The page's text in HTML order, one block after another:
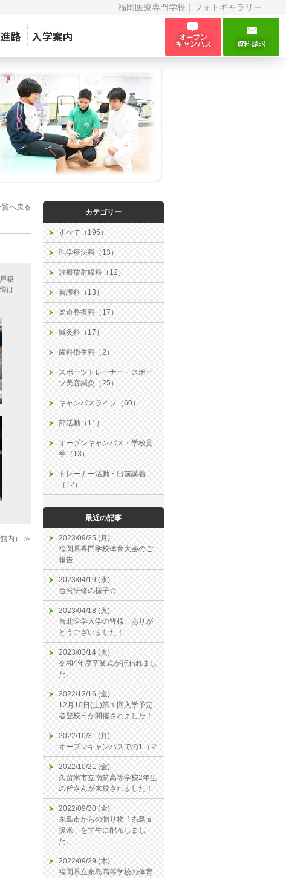
福岡医療専門学校｜フォトギャラリー
路 入学案内 オープン
キャンパス 資料請求
へ戻る
籍
は
館内） ≫
カテゴリー
すべて（195）
理学療法科（13）
診療放射線科（12）
看護科（13）
柔道整復科（17）
鍼灸科（17）
歯科衛生科（2）
スポーツトレーナー・スポー
ツ美容鍼灸（25）
キャンパスライフ（60）
部活動（11）
オープンキャンパス・学校見
学（13）
トレーナー活動・出前講義
（12）
最近の記事
2023/09/25 (月)
福岡県専門学校体育大会のご
報告
2023/04/19 (水)
台湾研修の様子☆
2023/04/18 (火)
台北医学大学の皆様、ありが
とうございました！
2023/03/14 (火)
令和4年度卒業式が行われまし
た。
2022/12/16 (金)
12月10日(土)第１回入学予定
者登校日が開催されました！
2022/10/31 (月)
オープンキャンパスでの1コマ
2022/10/21 (金)
久留米市立南筑高等学校2年生
の皆さんが来校されました！
2022/09/30 (金)
糸島市からの贈り物「糸島支
援米」を学生に配布しまし
た。
2022/09/29 (木)
福岡県立糸島高等学校の体育